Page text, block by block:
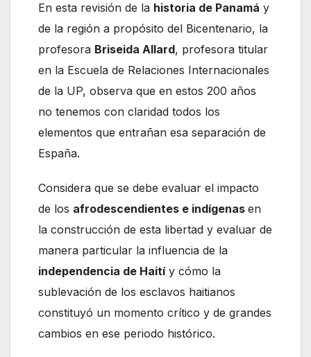
En esta revisión de la historia de Panamá y
de la región a propósito del Bicentenario, la
profesora Briseida Allard, profesora titular
en la Escuela de Relaciones Internacionales
de la UP, observa que en estos 200 años
no tenemos con claridad todos los
elementos que entrañan esa separación de
España.
Considera que se debe evaluar el impacto
de los afrodescendientes e indígenas en
la construcción de esta libertad y evaluar de
manera particular la influencia de la
independencia de Haitíy cómo la
sublevación de los esclavos haitianos
constituyó un momento crítico y de grandes
cambios en ese periodo histórico.